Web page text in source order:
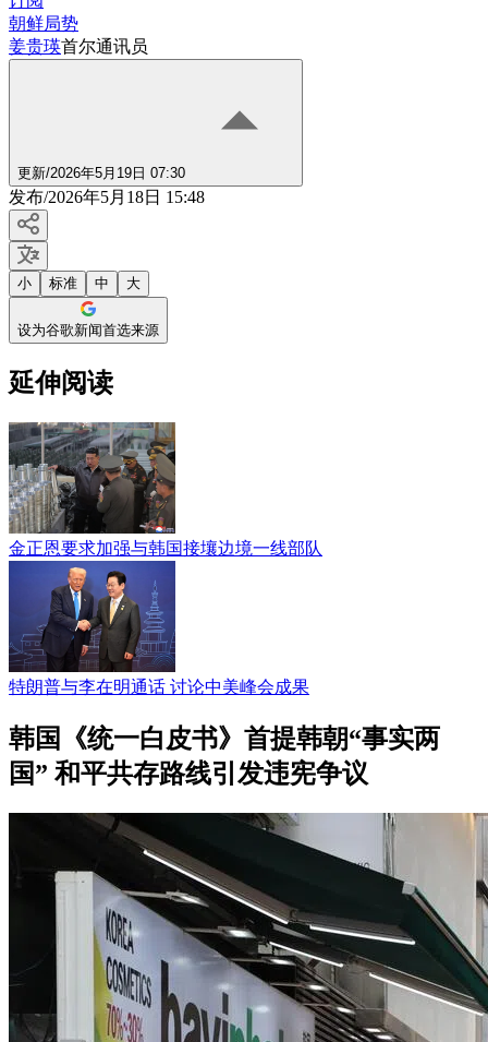
朝鲜局势
姜贵瑛首尔通讯员
更新/2026年5月19日 07:30
发布/2026年5月18日 15:48
小 标准 中 大
设为谷歌新闻首选来源
延伸阅读
金正恩要求加强与韩国接壤边境一线部队
特朗普与李在明通话 讨论中美峰会成果
韩国《统一白皮书》首提韩朝“事实两
国” 和平共存路线引发违宪争议